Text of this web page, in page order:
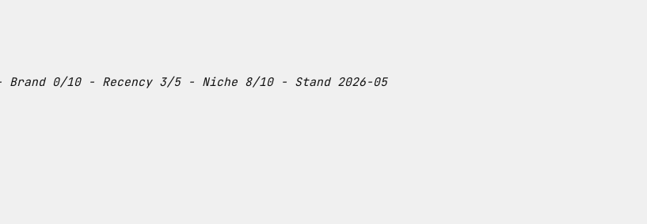
0/10 - Recency 3/5 - Niche 8/10 - Stand 2026-05